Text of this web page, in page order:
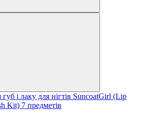
і лаку для нігтів SuncoatGirl (Lip
Kit) 7 предметів